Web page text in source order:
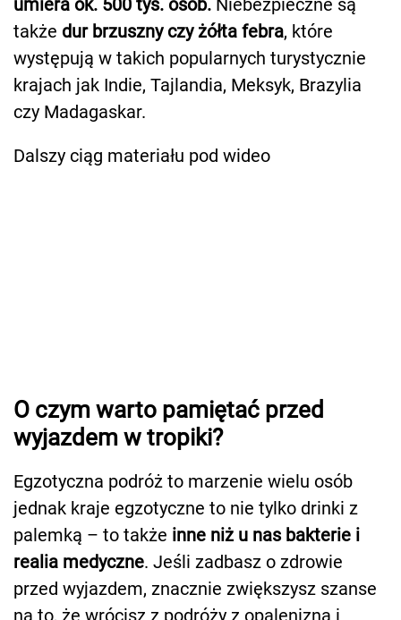
także dur brzuszny czy żółta febra, które
występują w takich popularnych turystycznie
krajach jak Indie, Tajlandia, Meksyk, Brazylia
czy Madagaskar.
Dalszy ciąg materiału pod wideo
O czym warto pamiętać przed
wyjazdem w tropiki?
Egzotyczna podróż to marzenie wielu osób
jednak kraje egzotyczne to nie tylko drinki z
palemką – to także inne niż u nas bakterie i
realia medyczne. Jeśli zadbasz o zdrowie
przed wyjazdem, znacznie zwiększysz szanse
na to, że wrócisz z podróży z opalenizną i